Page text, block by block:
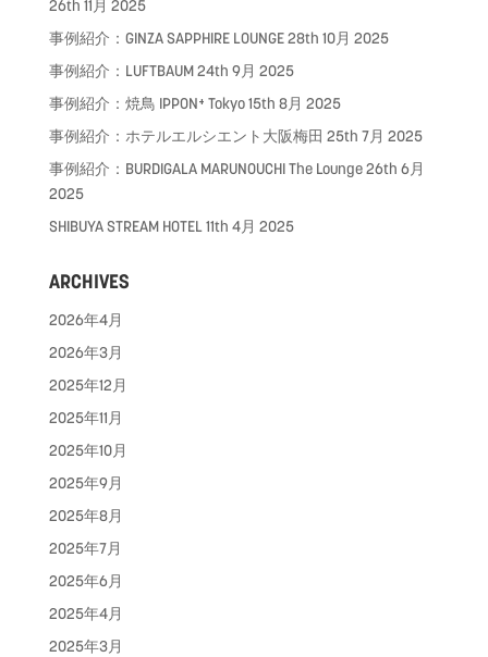
26th 11月 2025
事例紹介：GINZA SAPPHIRE LOUNGE28th 10月 2025
事例紹介：LUFTBAUM24th 9月 2025
事例紹介：焼鳥 IPPON⁺ Tokyo15th 8月 2025
事例紹介：ホテルエルシエント大阪梅田 25th 7月 2025
事例紹介：BURDIGALA MARUNOUCHI The Lounge26th 6月
2025
SHIBUYA STREAM HOTEL11th 4月 2025
ARCHIVES
2026年4月
2026年3月
2025年12月
2025年11月
2025年10月
2025年9月
2025年8月
2025年7月
2025年6月
2025年4月
2025年3月